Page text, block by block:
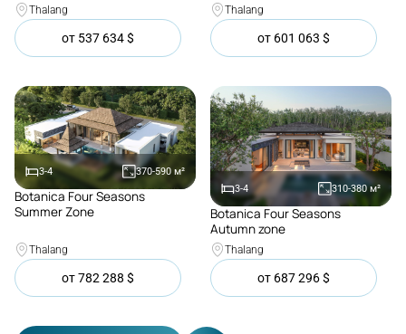
Thalang
от 537 634$
Thalang
от 601 063 $
3-4 370-590 м²
Покупка
Botanica Four Seasons
Summer Zone
Thalang
от782 288 $
3-4 310-380 м²
Покупка
Botanica Four Seasons
Autumn zone
Thalang
от 687 296$